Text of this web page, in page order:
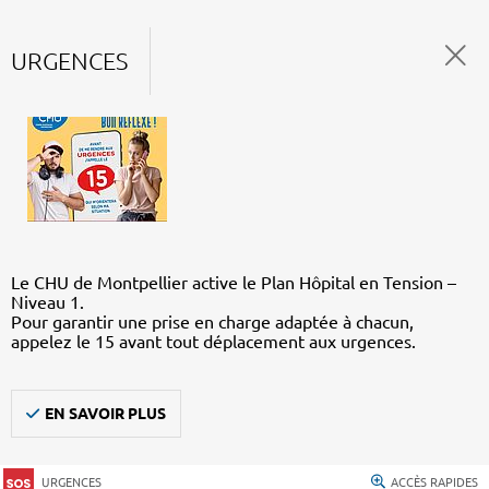
URGENCES
Le CHU de Montpellier active le Plan Hôpital en Tension –
Niveau 1.
Pour garantir une prise en charge adaptée à chacun,
appelez le 15 avant tout déplacement aux urgences.
EN SAVOIR PLUS
URGENCES ACCÈS RAPIDES